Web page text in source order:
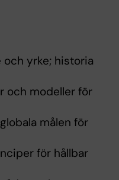
yrke; historia
och modeller för
målen för
för hållbar